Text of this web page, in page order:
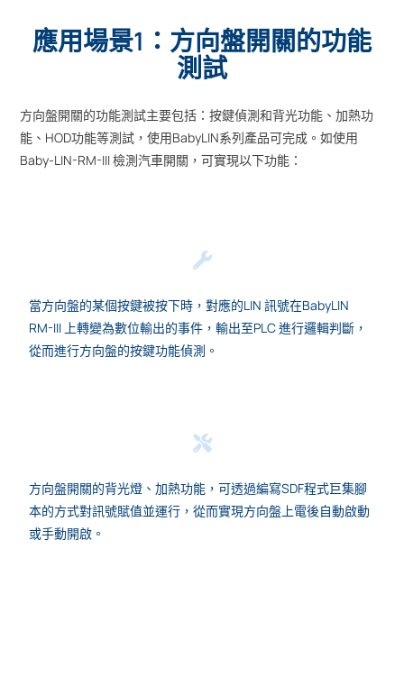
應用場景1：方向盤開關的功能
測試
方向盤開關的功能測試主要包括：按鍵偵測和背光功能、加熱功
能、HOD功能等測試，使用BabyLIN系列產品可完成。如使用
Baby-LIN-RM-III 檢測汽車開關，可實現以下功能：
當方向盤的某個按鍵被按下時，對應的LIN 訊號在BabyLIN
RM-III 上轉變為數位輸出的事件，輸出至PLC 進行邏輯判斷，
從而進行方向盤的按鍵功能偵測。
方向盤開關的背光燈、加熱功能，可透過編寫SDF程式巨集腳
本的方式對訊號賦值並運行，從而實現方向盤上電後自動啟動
或手動開啟。